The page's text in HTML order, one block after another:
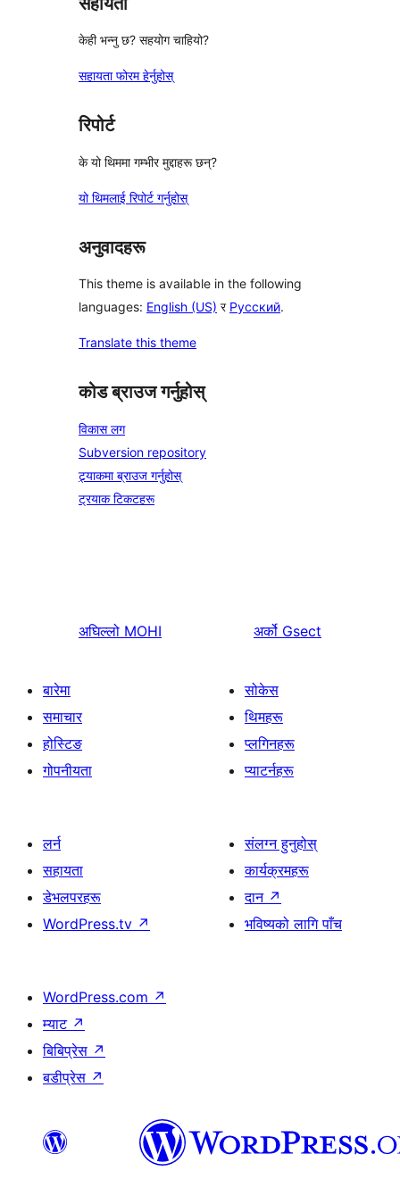
केही भन्नु छ? सहयोग चाहियो?
सहायता फोरम हेर्नुहोस्
रिपोर्ट
के यो थिममा गम्भीर मुद्दाहरू छन्?
यो थिमलाई रिपोर्ट गर्नुहोस्
अनुवादहरू
This theme is available in the following
languages: English (US) र Русский.
Translate this theme
कोड ब्राउज गर्नुहोस्
विकास लग
Subversion repository
ट्र्याकमा ब्राउज गर्नुहोस्
ट्रयाक टिकटहरू
अघिल्लो MOHI अर्को Gsect
बारेमा
समाचार
होस्टिङ
गोपनीयता
सोकेस
थिमहरू
प्लगिनहरू
प्याटर्नहरू
लर्न
सहायता
डेभलपरहरू
WordPress.tv ↗
संलग्न हुनुहोस्
कार्यक्रमहरू
दान ↗
भविष्यको लागि पाँच
WordPress.com ↗
म्याट ↗
बिबिप्रेस ↗
बडीप्रेस ↗